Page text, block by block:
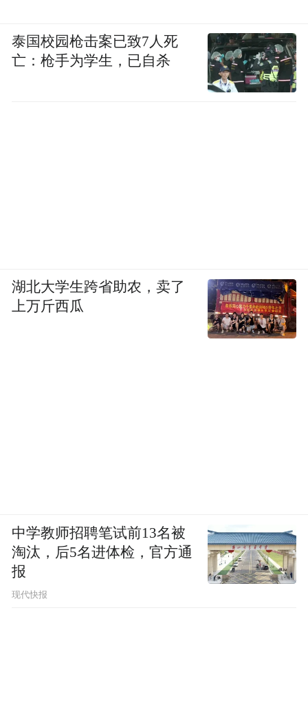
泰国校园枪击案已致7人死
亡：枪手为学生，已自杀
湖北大学生跨省助农，卖了
上万斤西瓜
中学教师招聘笔试前13名被
淘汰，后5名进体检，官方通
报
现代快报